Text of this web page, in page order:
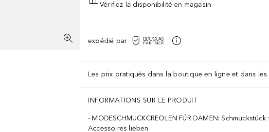
Vérifiez la disponibilité en magasin
expédié par
Les prix pratiqués dans la boutique en ligne et dans
INFORMATIONS SUR LE PRODUIT
MODESCHMUCKCREOLEN FÜR DAMEN:
Accessoires lieben